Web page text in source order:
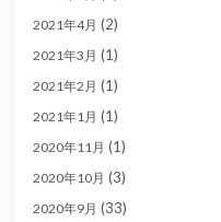
2021年4月 (2)
2021年3月 (1)
2021年2月 (1)
2021年1月 (1)
2020年11月 (1)
2020年10月 (3)
2020年9月 (33)